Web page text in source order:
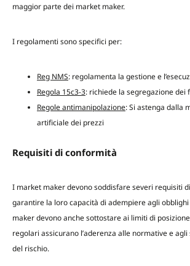
maggior parte dei market maker.
I regolamenti sono specifici per:
Reg NMS: regolamenta la gestione e
Regola 15c3-3: richiede la segregazione dei
Regole antimanipolazione: Si astenga dalla
artificiale dei prezzi
Requisiti di conformità
I market maker devono soddisfare severi requisiti
garantire la loro capacità di adempiere agli
maker devono anche sottostare ai limiti di
regolari assicurano l’aderenza alle normative e
del rischio.